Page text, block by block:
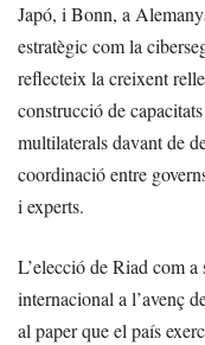
Japó, i Bonn, a
estratègic com la
reflecteix la creixent
construcció de
multilaterals davant de
coordinació entre
i experts.
L’elecció de Riad com
internacional a l’avenç
al paper que el país